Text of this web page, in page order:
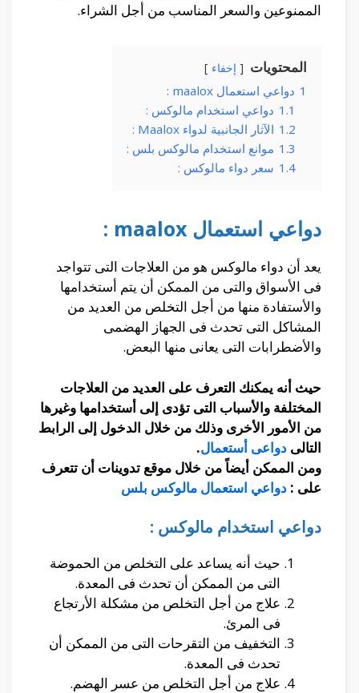
الممنوعين والسعر المناسب من أجل الشراء.
المحتويات إخفاء
1 دواعي استعمال maalox :
1.1 دواعي استخدام مالوكس :
1.2 الآثار الجانبية لدواء Maalox :
1.3 موانع استخدام مالوكس بلس :
1.4 سعر دواء مالوكس :
دواعي استعمال maalox :
يعد أن دواء مالوكس هو من العلاجات التى تتواجد
فى الأسواق والتى من الممكن أن يتم أستخدامها
والأستفادة منها من أجل التخلص من العديد من
المشاكل التى تحدث فى الجهاز الهضمى
والأضطرابات التى يعانى منها البعض.
حيث أنه يمكنك التعرف على العديد من العلاجات
المختلفة والأسباب التى تؤدى إلى أستخدامها وغيرها
من الأمور الأخرى وذلك من خلال الدخول إلى الرابط
التالى دواعى أستعمال.
ومن الممكن أيضاً من خلال موقع تدوينات أن تتعرف
على : دواعي استعمال مالوكس بلس
دواعي استخدام مالوكس :
حيث أنه يساعد على التخلص من الحموضة
التى من الممكن أن تحدث فى المعدة.
علاج من أجل التخلص من مشكلة الأرتجاع
فى المرئ.
التخفيف من التقرحات التى من الممكن أن
تحدث فى المعدة.
علاج من أجل التخلص من عسر الهضم.